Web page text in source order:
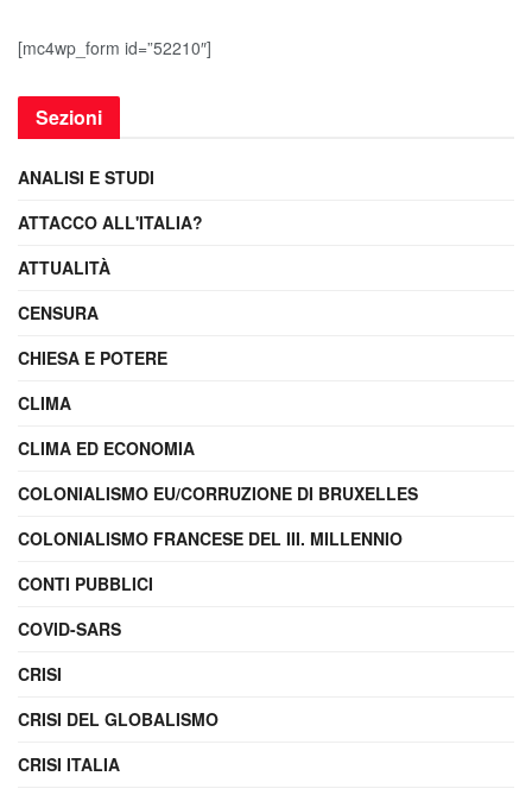
[mc4wp_form id=”52210″]
Sezioni
ANALISI E STUDI
ATTACCO ALL'ITALIA?
ATTUALITÀ
CENSURA
CHIESA E POTERE
CLIMA
CLIMA ED ECONOMIA
COLONIALISMO EU/CORRUZIONE DI BRUXELLES
COLONIALISMO FRANCESE DEL III. MILLENNIO
CONTI PUBBLICI
COVID-SARS
CRISI
CRISI DEL GLOBALISMO
CRISI ITALIA